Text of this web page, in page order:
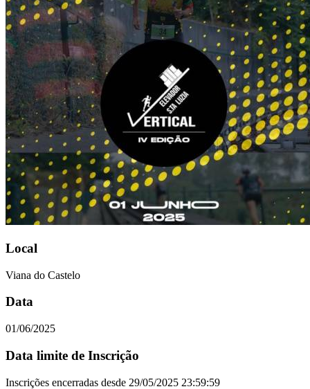
Local
Viana do Castelo
Data
01/06/2025
Data limite de Inscrição
Inscrições encerradas desde 29/05/2025 23:59:59